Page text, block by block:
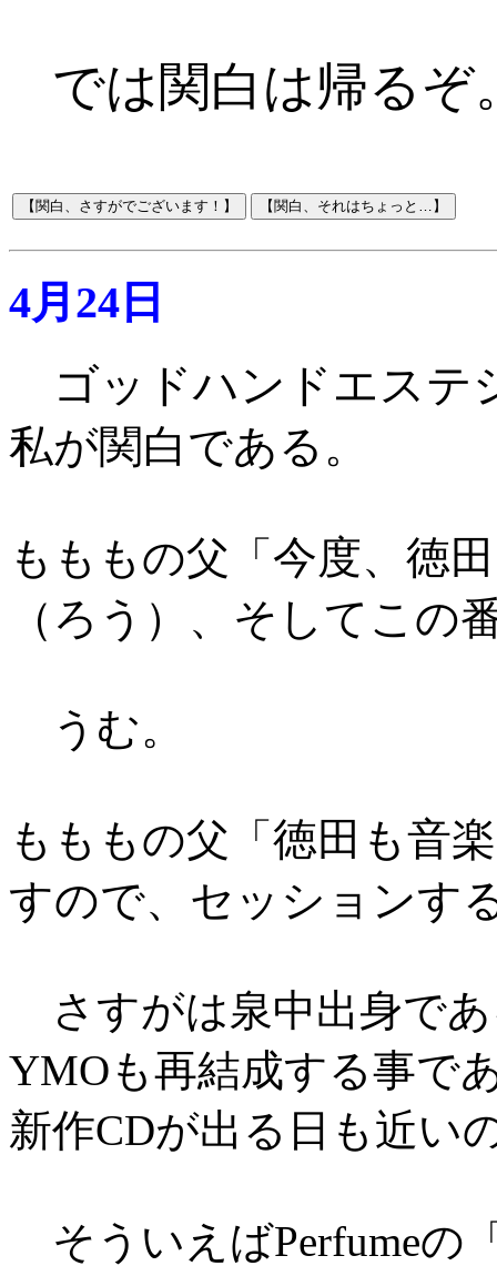
では関白は帰るぞ
4月24日
ゴッドハンドエステ
私が関白である。
もももの父「 今度、徳
（ろう）、そしてこの
うむ。
もももの父「 徳田も音
すので、セッションす
さすがは泉中出身で
YMOも再結成する事で
新作CDが出る日も近い
そういえばPerfumeの